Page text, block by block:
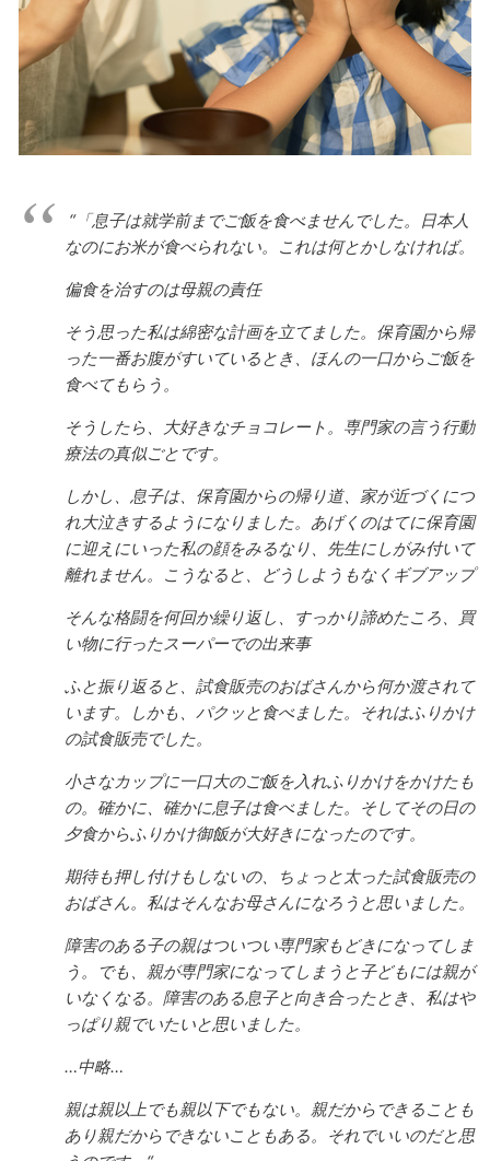
“「息子は就学前までご飯を食べませんでした。日本人
なのにお米が食べられない。これは何とかしなければ。
偏食を治すのは母親の責任
そう思った私は綿密な計画を立てました。保育園から帰
った一番お腹がすいているとき、ほんの一口からご飯を
食べてもらう。
そうしたら、大好きなチョコレート。専門家の言う行動
療法の真似ごとです。
しかし、息子は、保育園からの帰り道、家が近づくにつ
れ大泣きするようになりました。あげくのはてに保育園
に迎えにいった私の顔をみるなり、先生にしがみ付いて
離れません。こうなると、どうしようもなくギブアップ
そんな格闘を何回か繰り返し、すっかり諦めたころ、買
い物に行ったスーパーでの出来事
ふと振り返ると、試食販売のおばさんから何か渡されて
います。しかも、パクッと食べました。それはふりかけ
の試食販売でした。
小さなカップに一口大のご飯を入れふりかけをかけたも
の。確かに、確かに息子は食べました。そしてその日の
夕食からふりかけ御飯が大好きになったのです。
期待も押し付けもしないの、ちょっと太った試食販売の
おばさん。私はそんなお母さんになろうと思いました。
障害のある子の親はついつい専門家もどきになってしま
う。でも、親が専門家になってしまうと子どもには親が
いなくなる。障害のある息子と向き合ったとき、私はや
っぱり親でいたいと思いました。
…中略…
親は親以上でも親以下でもない。親だからできることも
あり親だからできないこともある。それでいいのだと思